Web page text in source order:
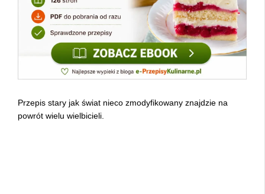
Przepis stary jak świat nieco zmodyfikowany znajdzie na
powrót wielu wielbicieli.